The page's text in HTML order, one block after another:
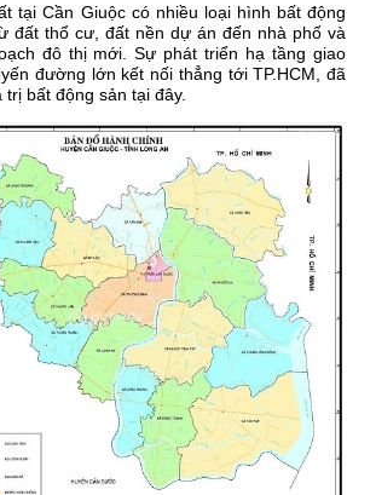
tại Cần Giuộc có nhiều loại hình bất động
đất thổ cư, đất nền dự án đến nhà phố và
đô thị mới. Sự phát triển hạ tầng giao
đường lớn kết nối thẳng tới TP.HCM, đã
bất động sản tại đây.